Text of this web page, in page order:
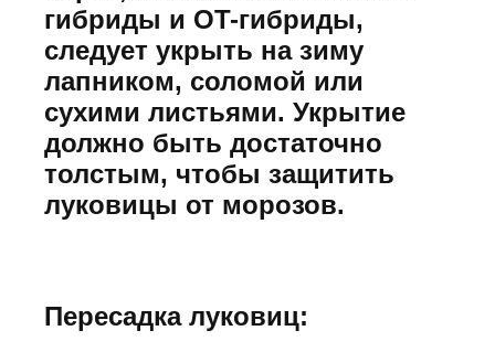
гибриды и OT-гибриды,
следует укрыть на зиму
лапником, соломой или
сухими листьями. Укрытие
должно быть достаточно
толстым, чтобы защитить
луковицы от морозов.
Пересадка луковиц: